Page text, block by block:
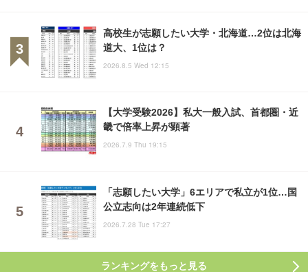
高校生が志願したい大学・北海道…2位は北海
道大、1位は？
2026.8.5 Wed 12:15
【大学受験2026】私大一般入試、首都圏・近
畿で倍率上昇が顕著
2026.7.9 Thu 19:15
「志願したい大学」6エリアで私立が1位…国
公立志向は2年連続低下
2026.7.28 Tue 17:27
ランキングをもっと見る